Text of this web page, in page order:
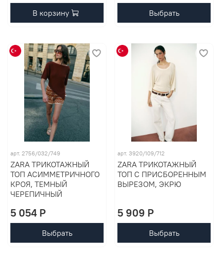
В корзину Выбрать
арт. 2756/032/749
ZARA ТРИКОТАЖНЫЙ
ТОП АСИММЕТРИЧНОГО
КРОЯ, ТЕМНЫЙ
ЧЕРЕПИЧНЫЙ
5 054 P
Выбрать
арт. 3920/109/712
ZARA ТРИКОТАЖНЫЙ
ТОП С ПРИСБОРЕННЫМ
ВЫРЕЗОМ, ЭКРЮ
5 909 P
Выбрать